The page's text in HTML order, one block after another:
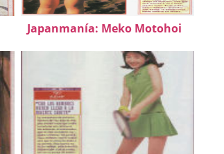
Japanmanía: Meko Motohoi